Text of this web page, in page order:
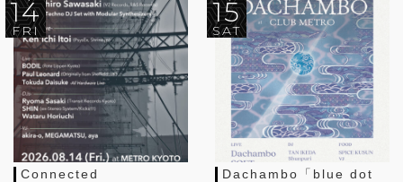
14
FRI
Connected
15
SAT
Dachambo「blue dot